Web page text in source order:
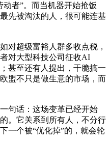
者”。而当机器开始抢饭
先被淘汰的人，很可能连基
对超级富裕人群多收点税，
对大型科技公司征收AI
甚至还有人提出，干脆搞一
盟不只是做生意的市场，而
句话：这场变革已经开始
。它关系到所有人，不分行
一个被“优化掉”的，就会轮